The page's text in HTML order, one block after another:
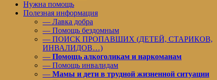
Нужна помощь
Полезная информация
— Лавка добра
— Помощь бездомным
— ПОИСК ПРОПАВШИХ (ДЕТЕЙ, СТАРИКОВ,
ИНВАЛИДОВ…)
— Помощь алкоголикам и наркоманам
— Помощь инвалидам
— Мамы и дети в трудной жизненной ситуации